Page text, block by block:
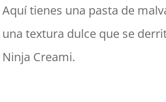
Aquí tienes una pasta de
una textura dulce que se
Ninja Creami.